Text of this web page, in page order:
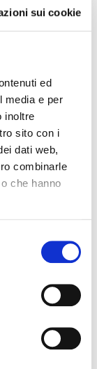
sui cookie
ed
media e per
inoltre
sito con i
dati web,
combinarle
che hanno